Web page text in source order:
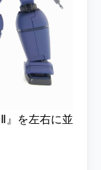
』を左右に並